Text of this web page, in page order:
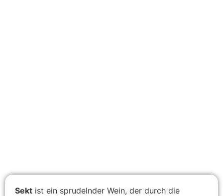
Sekt ist ein sprudelnder Wein, der durch die